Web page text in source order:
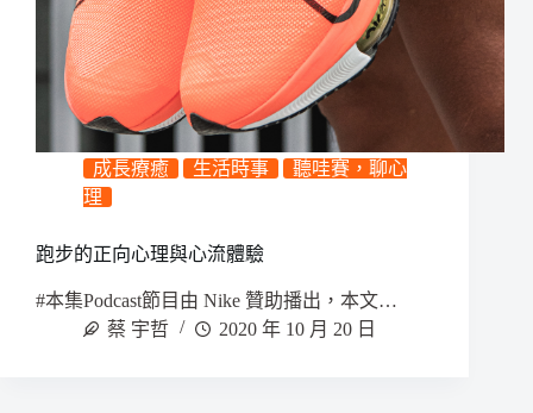
成長療癒 生活時事
聽哇賽，聊心
理
跑步的正向心理與心流體驗
#本集Podcast節目由 Nike 贊助播出，本文…
蔡 宇哲
2020 年 10 月 20 日